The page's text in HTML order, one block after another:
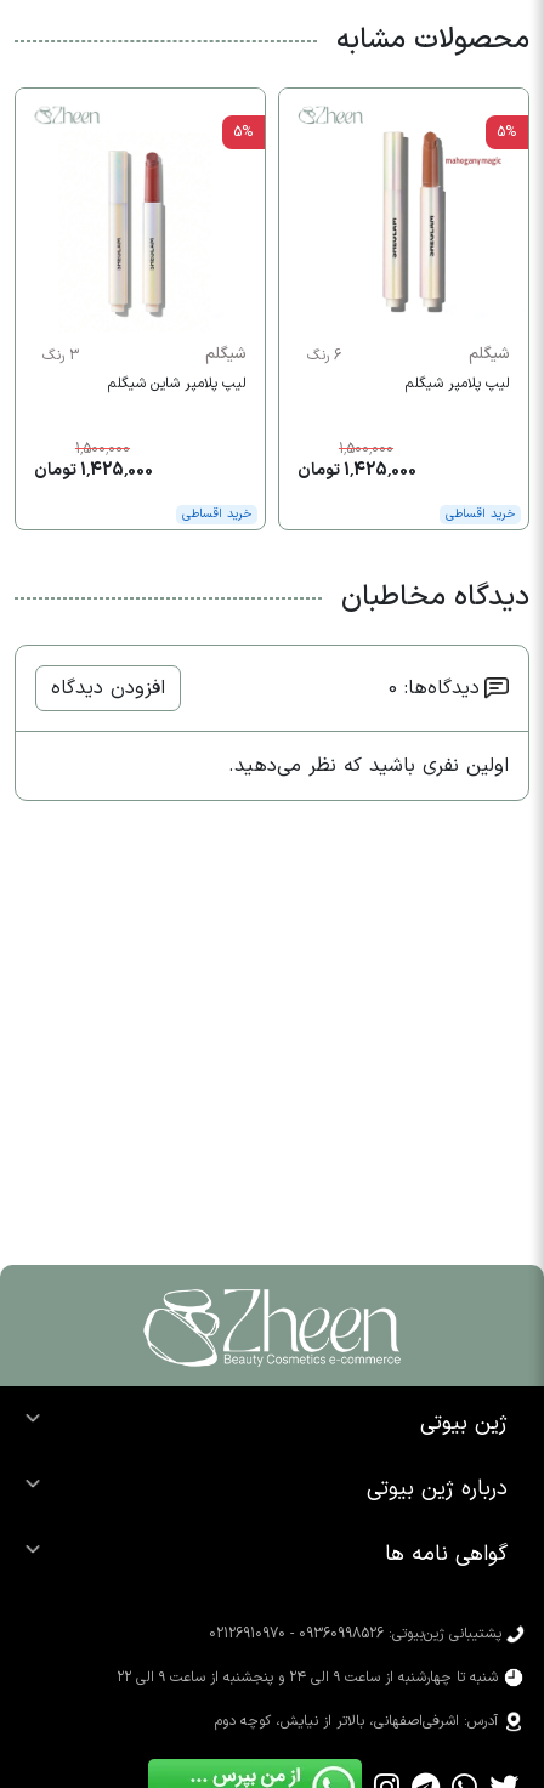
محصولات مشابه
5%
شیگلم
6 رنگ
لیپ پلامپر شیگلم
1,500,000
1,425,000 تومان
خرید اقساطی
5%
شیگلم
3 رنگ
لیپ پلامپر شاین شیگلم
1,500,000
1,425,000 تومان
خرید اقساطی
دیدگاه مخاطبان
دیدگاه‌ها: 0 افزودن دیدگاه
اولین نفری باشید که نظر می‌دهید.
ژین بیوتی
خرید شوینده صورت
خرید رژ لب
درباره ژین بیوتی
تماس با ما
محصولات سیمپل
گواهی نامه ها
پشتیبانی ژین‌بیوتی: 09360998526 - 02126910970
شنبه تا چهارشنبه از ساعت ۹ الی ۲۴ و پنجشنبه از ساعت ۹ الی ۲۲
آدرس: اشرفی‌اصفهانی، بالاتر از نیایش، کوچه دوم